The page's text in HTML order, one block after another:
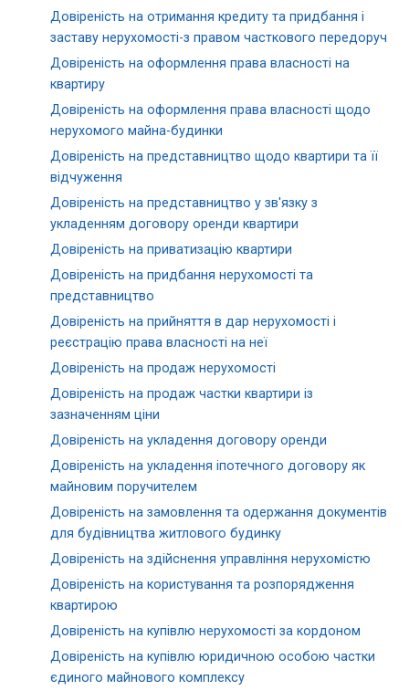
Довіреність на отримання кредиту та придбання і
заставу нерухомості-з правом часткового передоруч
Довіреність на оформлення права власності на
квартиру
Довіреність на оформлення права власності щодо
нерухомого майна-будинки
Довіреність на представництво щодо квартири та її
відчуження
Довіреність на представництво у зв'язку з
укладенням договору оренди квартири
Довіреність на приватизацію квартири
Довіреність на придбання нерухомості та
представництво
Довіреність на прийняття в дар нерухомості і
реєстрацію права власності на неї
Довіреність на продаж нерухомості
Довіреність на продаж частки квартири із
зазначенням ціни
Довіреність на укладення договору оренди
Довіреність на укладення іпотечного договору як
майновим поручителем
Довіреність на замовлення та одержання документів
для будівництва житлового будинку
Довіреність на здійснення управління нерухомістю
Довіреність на користування та розпорядження
квартирою
Довіреність на купівлю нерухомості за кордоном
Довіреність на купівлю юридичною особою частки
єдиного майнового комплексу